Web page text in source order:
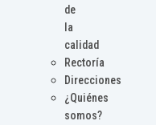
de
la
calidad
Rectoría
Direcciones
¿Quiénes
somos?